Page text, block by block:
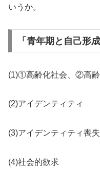
いうか。
「青年期と自己形
(1)①高齢化社会、②高
(2)アイデンティティ
(3)アイデンティティ喪失
(4)社会的欲求